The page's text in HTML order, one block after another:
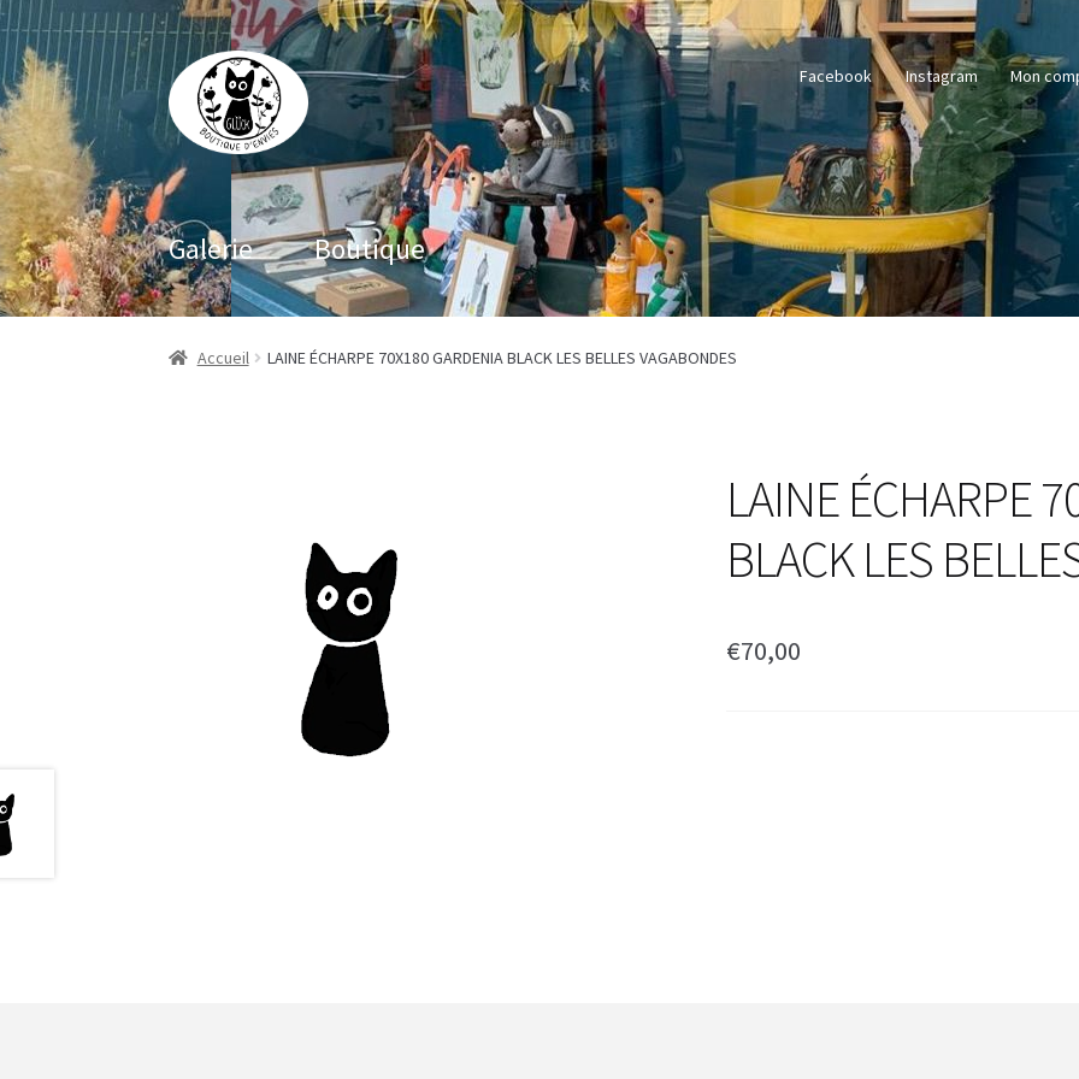
Aller
à
la
navigation
Aller
au
contenu
Facebook Instagram Mon
Galerie Boutique
Accueil LAINE ÉCHARPE 70X180 GARDENIA BLACK LES BELLES VAGABONDES
LAINE ÉCHARPE
BLACK LES
€70,00